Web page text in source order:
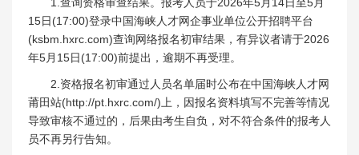
15日(17:00)登录中国海峡人才网企事业单位公开招聘平台
(ksbm.hxrc.com)查询网络报名初审结果，有异议者请于2026
年5月15日(17:00)前提出，逾期不再受理。
2.资格报名初审通过人员名单届时公布在中国海峡人才网
莆田站(http://pt.hxrc.com/)上，因报名资料填写不完善等情况
导致审核不通过的，后果由考生自负，对不符合条件的报考人
员不再另行告知。